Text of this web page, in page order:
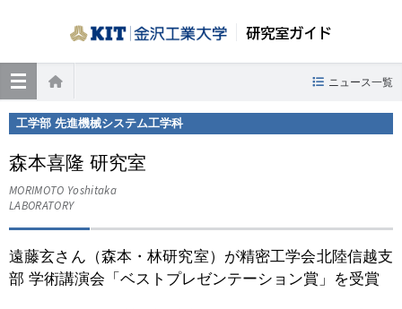
研究室ガイド
ホーム
ニュース一覧
工学部 先進機械システム工学科
森本喜隆 研究室
MORIMOTO Yoshitaka
LABORATORY
遠藤玄さん（森本・林研究室）が精密工学会北陸信越支
部 学術講演会「ベストプレゼンテーション賞」を受賞